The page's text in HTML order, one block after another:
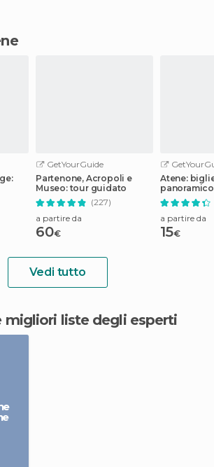
GetYourGuide
Partenone, Acropoli e
Museo: tour guidato
(227)
a partire da
60€
Atene:
costa
a partire da
15€
Vedi tutto
migliori liste degli esperti